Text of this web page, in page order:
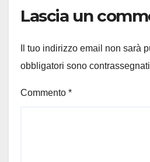
Lascia un
Il tuo indirizzo email non sarà
obbligatori sono contrassegnati
Commento *